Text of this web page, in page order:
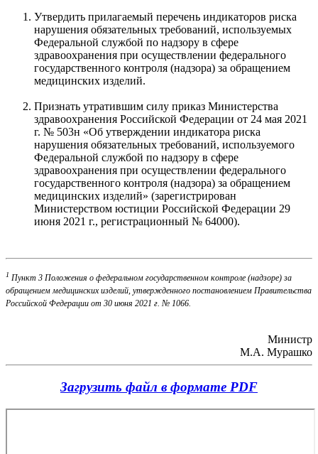
Утвердить прилагаемый перечень индикаторов риска
нарушения обязательных требований, используемых
Федеральной службой по надзору в сфере
здравоохранения при осуществлении федерального
государственного контроля (надзора) за обращением
медицинских изделий.
Признать утратившим силу приказ Министерства
здравоохранения Российской Федерации от 24 мая 2021
г. № 503н «Об утверждении индикатора риска
нарушения обязательных требований, используемого
Федеральной службой по надзору в сфере
здравоохранения при осуществлении федерального
государственного контроля (надзора) за обращением
медицинских изделий» (зарегистрирован
Министерством юстиции Российской Федерации 29
июня 2021 г., регистрационный № 64000).
1 Пункт 3 Положения о федеральном государственном контроле (надзоре) за
обращением медицинских изделий, утвержденного постановлением Правительства
Российской Федерации от 30 июня 2021 г. № 1066.
Министр
М.А. Мурашко
Загрузить файл в формате PDF